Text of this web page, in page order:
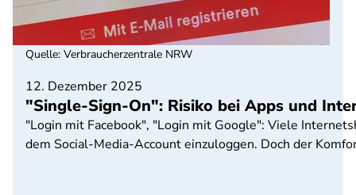
12. Dezember 2025
"Single-Sign-On": Risiko bei Apps und
"Login mit Facebook", "Login mit Google": Viele
dem Social-Media-Account einzuloggen. Doch der
Quelle: Verbraucherzentrale NRW